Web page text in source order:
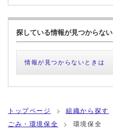
探している情報が見つからない
情報が見つからないときは
トップページ 組織から探す
ごみ・環境保全
環境保全